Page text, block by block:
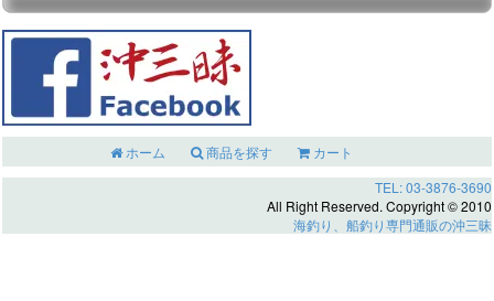
ホーム 商品を探す
カート
TEL: 03-3876-3690
All Right Reserved. Copyright © 2010
海釣り、船釣り専門通販の沖三昧